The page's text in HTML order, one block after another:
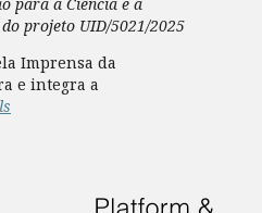
projeto UID/5021/2025
Imprensa da
e integra a